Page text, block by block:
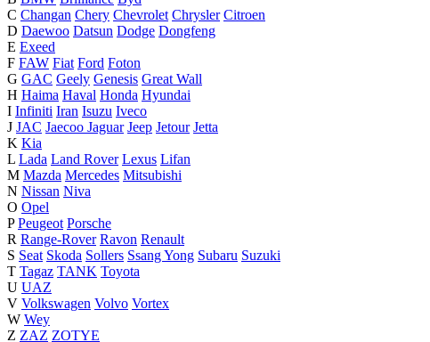
C Changan Chery Chevrolet Chrysler Citroen
D Daewoo Datsun Dodge Dongfeng
E Exeed
F FAW Fiat Ford Foton
G GAC Geely Genesis Great Wall
H Haima Haval Honda Hyundai
I Infiniti Iran Isuzu Iveco
J JAC Jaecoo Jaguar Jeep Jetour Jetta
K Kia
L Lada Land Rover Lexus Lifan
M Mazda Mercedes Mitsubishi
N Nissan Niva
O Opel
P Peugeot Porsche
R Range-Rover Ravon Renault
S Seat Skoda Sollers Ssang Yong Subaru Suzuki
T Tagaz TANK Toyota
U UAZ
V Volkswagen Volvo Vortex
W Wey
Z ZAZ ZOTYE